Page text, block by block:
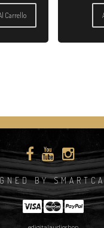
Carrello
BY